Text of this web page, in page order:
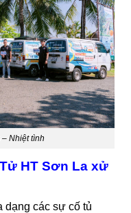
Nhiệt tình
HT Sơn La xử
các sự cố tủ